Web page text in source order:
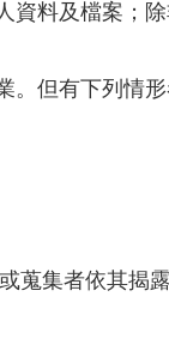
資料及檔案；
但有下列情形
蒐集者依其揭